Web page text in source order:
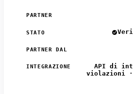
PARTNER
STATO
PARTNER DAL
INTEGRAZIONE
API di
violazioni ·